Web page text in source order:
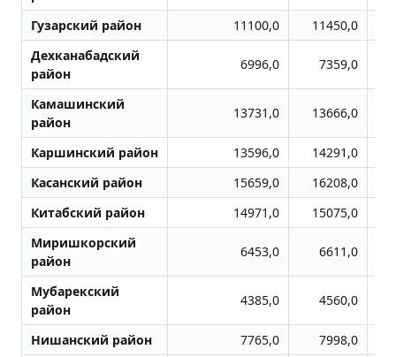
Гузарский район
11100,0 11450,0
Дехканабадский
район
6996,0 7359,0
Камашинский
район
13731,0 13666,0
Каршинский район 13596,0 14291,0
Касанский район
15659,0 16208,0
Китабский район
14971,0 15075,0
Миришкорский
район
6453,0 6611,0
Мубарекский
район
4385,0 4560,0
Нишанский район 7765,0
7998,0